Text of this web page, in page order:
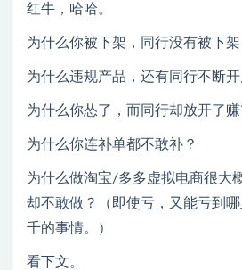
红牛，哈哈。
为什么你被下架，同行没有被下架
为什么违规产品，还有同行不断
为什么你怂了，而同行却放开了赚
为什么你连补单都不敢补？
为什么做淘宝/多多虚拟电商很大
却不敢做？（即使亏，又能亏到
千的事情。）
看下文。